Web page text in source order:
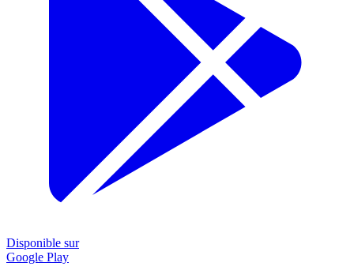
Disponible sur
Google Play